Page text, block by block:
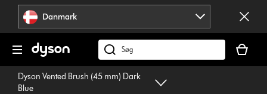
Spring
navigation
Danmark
Søg
på
dyson.dk
er
tom
Dyson Vented Brush (45 mm) Dark
Blue